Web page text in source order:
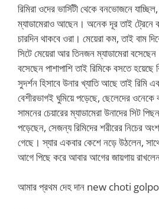
রিমিরা ওদের ভার্সিটী থেকে বনভোজনে
ম্যাডামেরাও আছেন। অনেক দূর তাই ট্রেনে
চারদিন থাকবে ওরা। মেয়েরা কম, তাই বাম
সিটে মেয়েরা আর তিনজন ম্যাডামেরা
বসেছেন পাশাপাশি তাই রিমিকে বসতে হয়েছে
সুদর্শন হিসাবে উনার খ্যাতি আছে তাই রিমি
বেশীরভাগই ঘুমিয়ে পড়েছে, ছেলেদের
সামনের চেয়ারের ম্যাডামেরা উনাদের সিট
পড়েছেন, সেজন্য রিমিদের শরীরের নিচের
গেছে। স্যার একবার কেশে নড়ে উঠলেন,
আগে পিছে করে আবার আগের জায়গায়
আমার প্রথম দেহ দান new choti